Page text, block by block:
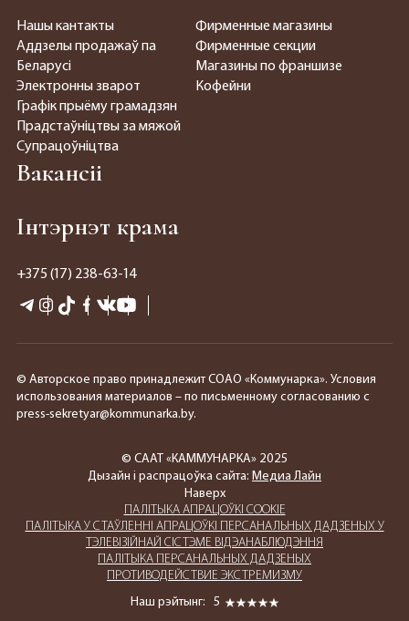
ПАЛIТЫКА АПРАЦОЎКІ COOKIE
ПАЛIТЫКА У СТАЎЛЕННІ АПРАЦОЎКІ ПЕРСАНАЛЬНЫХ ДАДЗЕНЫХ У
ТЭЛЕВІЗІЙНАЙ СІСТЭМЕ ВІДЭАНАБЛЮДЭННЯ
ПАЛIТЫКА ПЕРСАНАЛЬНЫХ ДАДЗЕНЫХ
ПРОТИВОДЕЙСТВИЕ ЭКСТРЕМИЗМУ
Наш рэйтынг:
5
Нашы кантакты
Аддзелы продажаў па
Беларусі
Электронны зварот
Графік прыёму грамадзян
Прадстаўніцтвы за мяжой
Супрацоўніцтва
Фирменные магазины
Фирменные секции
Магазины по франшизе
Кофейни
Вакансіі
Інтэрнэт крама
+375 (17) 238-63-14
© Авторское право принадлежит СОАО «Коммунарка». Условия
использования материалов – по письменному согласованию с
press-sekretyar@kommunarka.by.
© СААТ «КАММУНАРКА» 2025
Дызайн і распрацоўка сайта: Медиа Лайн
Наверх